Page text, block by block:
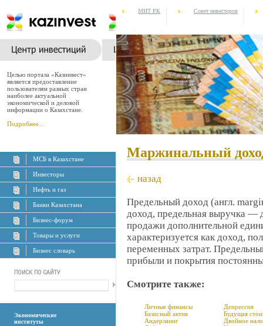
Целью портала «Казинвест»
является предоставление
пользователям разных стран
наиболее актуальной
экономической и деловой
информации о Казахстане.
Подробнее...
МСБ в Казахстане
Инвесторы
Нефть и газ
Банки Казахстана
Бизнес-форум
Товары и услуги
Бизнес словарь
Экономические
институты
МИТ РК Совет инвесторов
Маржинальный
назад
Предельный доход (англ.
доход, предельная выручка —
продажи дополнительной
характеризуется как доход,
переменных затрат.
прибыли и покрытия
Смотрите также:
Личные финансы
Базисный актив
Андерлаинг
Депрессия
Будущая
Двойное